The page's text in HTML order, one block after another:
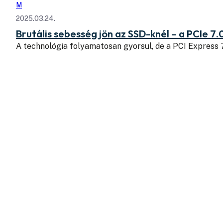
M
2025.03.24.
Brutális sebesség jön az SSD-knél – a PCIe
A technológia folyamatosan gyorsul, de a PCI Express